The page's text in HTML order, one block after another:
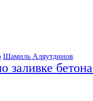
Шамиль Аляутдинов
заливке